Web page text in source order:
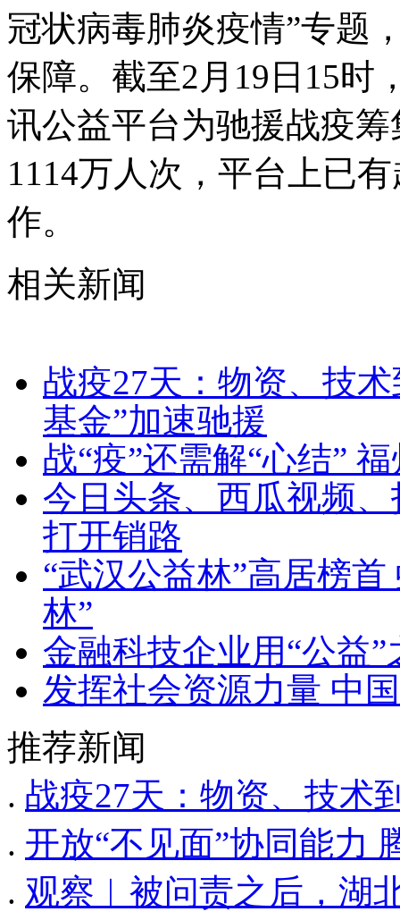
冠状病毒肺炎疫情”专题
保障。截至2月19日15时
讯公益平台为驰援战疫
1114万人次，平台上已
作。
相关新闻
战疫27天：物资、技
基金”加速驰援
战“疫”还需解“心结”
今日头条、西瓜视频
打开销路
“武汉公益林”高居榜
林”
金融科技企业用“公益
发挥社会资源力量 中
推荐新闻
. 战疫27天：物资、技术
. 开放“不见面”协同能力
. 观察︱被问责之后，湖